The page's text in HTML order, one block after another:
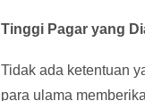
Tinggi Pagar yang
Tidak ada ketentuan
para ulama